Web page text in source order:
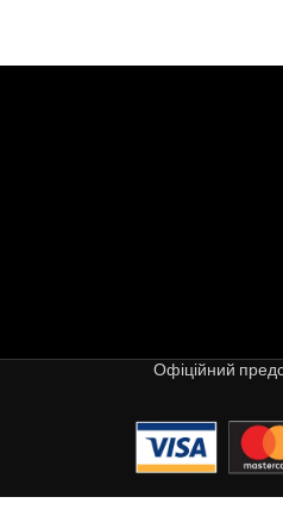
Офіційний